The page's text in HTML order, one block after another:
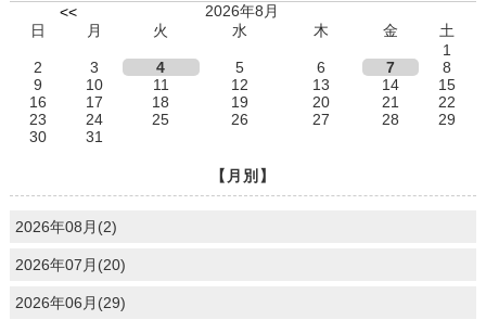
<<
2026年8月
日
月 火 水 木 金
土
1
2
3 4 5 6 7
8
9
10 11 12 13 14
15
16
17 18 19 20 21
22
23
24 25 26 27 28
29
30
31
【月別】
2026年08月(2)
2026年07月(20)
2026年06月(29)